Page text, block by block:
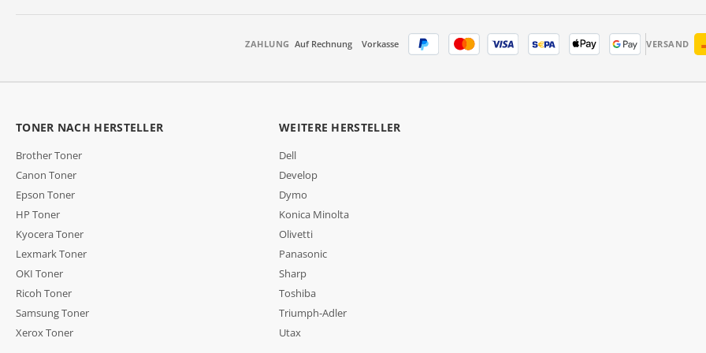
ZAHLUNG Auf Rechnung Vorkasse VERSAND
TONER NACH HERSTELLER
Brother Toner
Canon Toner
Epson Toner
HP Toner
Kyocera Toner
Lexmark Toner
OKI Toner
Ricoh Toner
Samsung Toner
Xerox Toner
WEITERE HERSTELLER
Dell
Develop
Dymo
Konica Minolta
Olivetti
Panasonic
Sharp
Toshiba
Triumph-Adler
Utax